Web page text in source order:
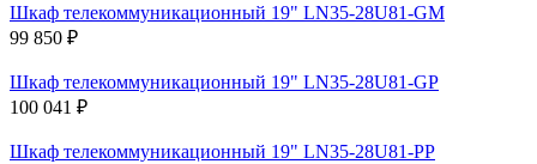
Шкаф телекоммуникационный 19" LN35-28U81-GM
99 850 ₽
Шкаф телекоммуникационный 19" LN35-28U81-GP
100 041 ₽
Шкаф телекоммуникационный 19" LN35-28U81-PP